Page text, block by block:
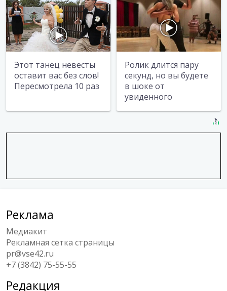
Этот танец невесты
оставит вас без слов!
Пересмотрела 10 раз
Ролик длится пару
секунд, но вы будете
в шоке от
увиденного
Реклама
Медиакит
Рекламная сетка страницы
pr@vse42.ru
+7 (3842) 75-55-55
Редакция